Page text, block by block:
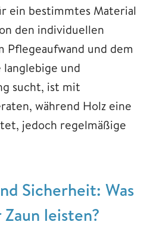
ein bestimmtes Material
den individuellen
Pflegeaufwand und dem
langlebige und
sucht, ist mit
während Holz eine
jedoch regelmäßige
Sicherheit: Was
leisten?